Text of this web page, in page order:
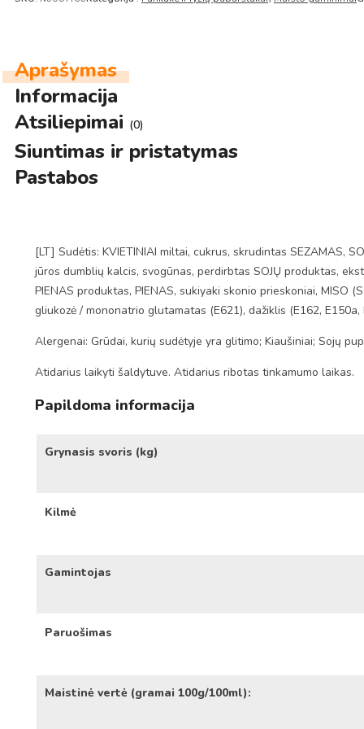
Aprašymas
Informacija
Atsiliepimai (0)
Siuntimas ir pristatymas
Pastabos
[LT] Sudėtis: KVIETINIAI miltai, cukrus, skrudintas SEZAMAS,
jūros dumblių kalcis, svogūnas, perdirbtas SOJŲ produktas,
PIENAS produktas, PIENAS, sukiyaki skonio prieskoniai, MISO
gliukozė / mononatrio glutamatas (E621), dažiklis (E162,
Alergenai: Grūdai, kurių sudėtyje yra glitimo; Kiaušiniai; Sojų
Atidarius laikyti šaldytuve. Atidarius ribotas tinkamumo laikas.
Papildoma informacija
Grynasis svoris (kg)
Kilmė
Gamintojas
Paruošimas
Maistinė vertė (gramai 100g/100ml):